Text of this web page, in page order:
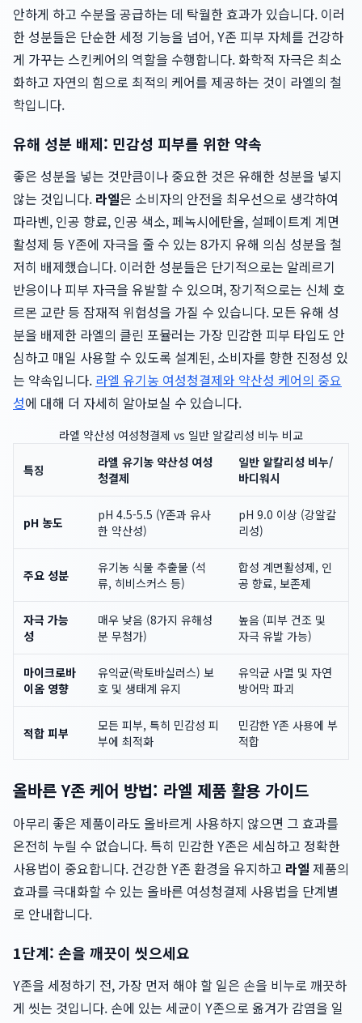
안하게 하고 수분을 공급하는 데 탁월한 효과가 있습니다. 이러
한 성분들은 단순한 세정 기능을 넘어, Y존 피부 자체를 건강하
게 가꾸는 스킨케어의 역할을 수행합니다. 화학적 자극은 최소
화하고 자연의 힘으로 최적의 케어를 제공하는 것이 라엘의 철
학입니다.
유해 성분 배제: 민감성 피부를 위한 약속
좋은 성분을 넣는 것만큼이나 중요한 것은 유해한 성분을 넣지
않는 것입니다. 라엘은 소비자의 안전을 최우선으로 생각하여
파라벤, 인공 향료, 인공 색소, 페녹시에탄올, 설페이트계 계면
활성제 등 Y존에 자극을 줄 수 있는 8가지 유해 의심 성분을 철
저히 배제했습니다. 이러한 성분들은 단기적으로는 알레르기
반응이나 피부 자극을 유발할 수 있으며, 장기적으로는 신체 호
르몬 교란 등 잠재적 위험성을 가질 수 있습니다. 모든 유해 성
분을 배제한 라엘의 클린 포뮬러는 가장 민감한 피부 타입도 안
심하고 매일 사용할 수 있도록 설계된, 소비자를 향한 진정성 있
는 약속입니다. 라엘 유기농 여성청결제와 약산성 케어의 중요
성에 대해 더 자세히 알아보실 수 있습니다.
라엘 약산성 여성청결제 vs 일반 알칼리성 비누 비교
특징
라엘 유기농 약산성 여성
청결제
일반 알칼리성 비누/
바디워시
pH 농도
pH 4.5-5.5 (Y존과 유사
한 약산성)
pH 9.0 이상 (강알칼
리성)
주요 성분
유기농 식물 추출물 (석
류, 히비스커스 등)
합성 계면활성제, 인
공 향료, 보존제
자극 가능
성
매우 낮음 (8가지 유해성
분 무첨가)
높음 (피부 건조 및
자극 유발 가능)
마이크로바
이옴 영향
유익균(락토바실러스) 보
호 및 생태계 유지
유익균 사멸 및 자연
방어막 파괴
적합 피부
모든 피부, 특히 민감성 피
부에 최적화
민감한 Y존 사용에 부
적합
올바른 Y존 케어 방법: 라엘 제품 활용 가이드
아무리 좋은 제품이라도 올바르게 사용하지 않으면 그 효과를
온전히 누릴 수 없습니다. 특히 민감한 Y존은 세심하고 정확한
사용법이 중요합니다. 건강한 Y존 환경을 유지하고 라엘 제품의
효과를 극대화할 수 있는 올바른 여성청결제 사용법을 단계별
로 안내합니다.
1단계: 손을 깨끗이 씻으세요
Y존을 세정하기 전, 가장 먼저 해야 할 일은 손을 비누로 깨끗하
게 씻는 것입니다. 손에 있는 세균이 Y존으로 옮겨가 감염을 일